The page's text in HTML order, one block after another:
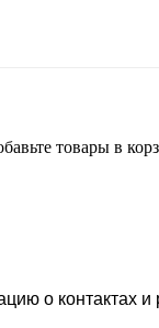
товары в
о контактах и